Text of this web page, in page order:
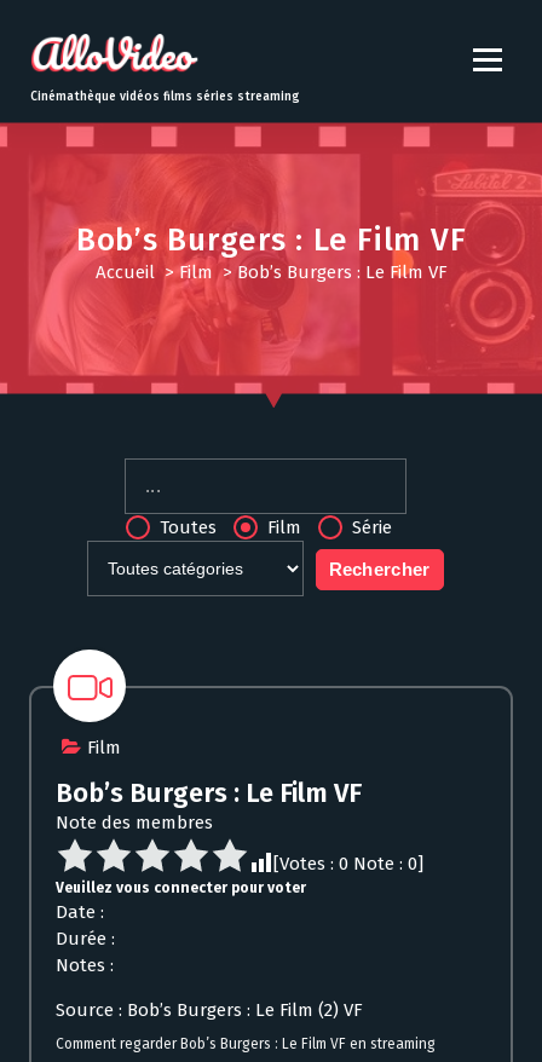
t
o
Cinémathèque vidéos films séries streaming
Bob’s Burgers : Le Film VF
Accueil>Film >Bob’s Burgers : Le Film VF
Toutes Film Série
Film
Bob’s Burgers : Le Film VF
Note des membres
[Votes : 0 Note : 0]
Veuillez vous connecter pour voter
Date :
Durée :
Notes :
Source : Bob’s Burgers : Le Film (2) VF
Comment regarder Bob’s Burgers : Le Film VF en streaming